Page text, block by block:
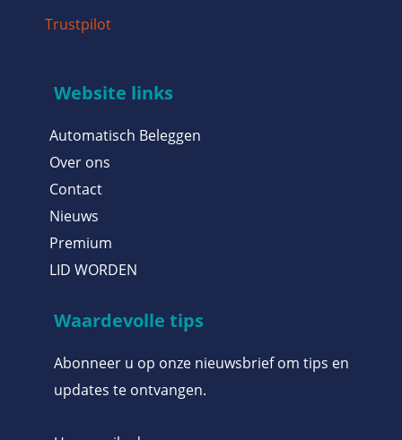
Trustpilot
Website links
Automatisch Beleggen
Over ons
Contact
Nieuws
Premium
LID WORDEN
Waardevolle tips
Abonneer u op onze nieuwsbrief om tips en
updates te ontvangen.